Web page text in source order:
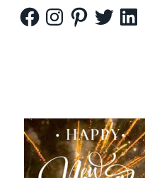
FacebookInstagramPinterestTwitter